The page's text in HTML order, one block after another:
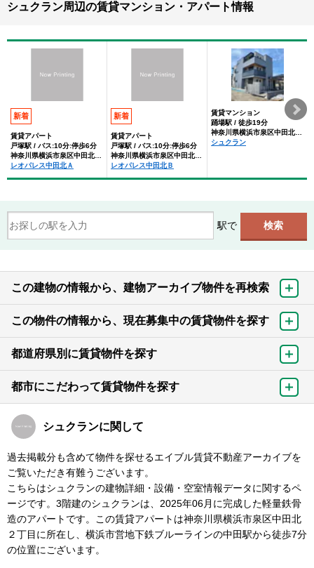
シュクラン周辺の賃貸マンション・アパート情報
新着
賃貸アパート
戸塚駅 / バス:10分:停歩6分
神奈川県横浜市泉区中田北２丁目
レオパレス中田北Ａ
新着
賃貸アパート
戸塚駅 / バス:10分:停歩6分
神奈川県横浜市泉区中田北２丁目
レオパレス中田北Ｂ
賃貸マンション
踊場駅 / 徒歩19分
神奈川県横浜市泉区中田北２丁目
シュクラン
駅で
この建物の情報から、建物アーカイブ物件を再検索
この物件の情報から、現在募集中の賃貸物件を探す
都道府県別に賃貸物件を探す
都市にこだわって賃貸物件を探す
シュクランに関して
過去掲載分も含めて物件を探せるエイブル賃貸不動産アーカイブを
ご覧いただき有難うございます。
こちらはシュクランの建物詳細・設備・空室情報データに関するペ
ージです。3階建のシュクランは、2025年06月に完成した軽量鉄骨
造のアパートです。この賃貸アパートは神奈川県横浜市泉区中田北
２丁目に所在し、横浜市営地下鉄ブルーラインの中田駅から徒歩7分
の位置にございます。